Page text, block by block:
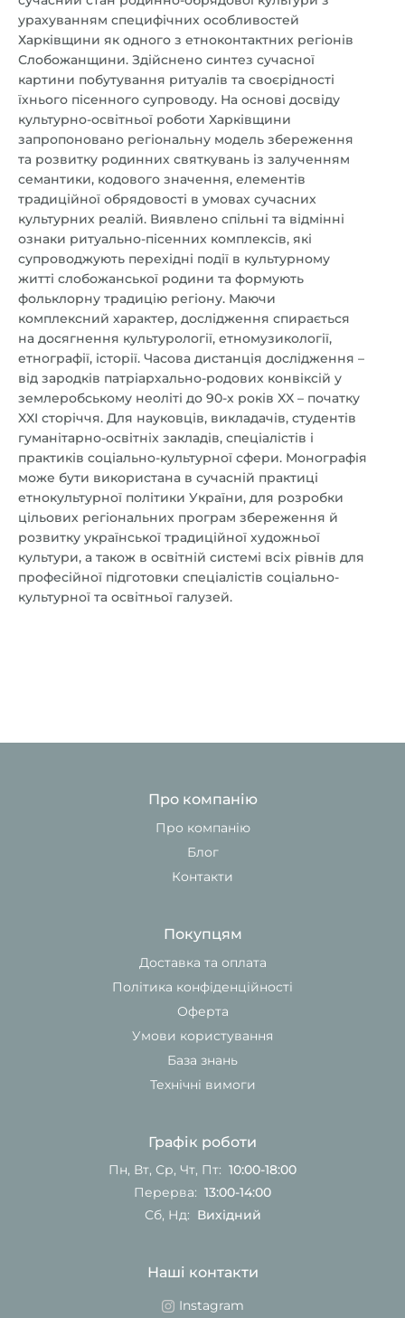
урахуванням специфічних особливостей
Харківщини як одного з етноконтактних регіонів
Слобожанщини. Здійснено синтез сучасної
картини побутування ритуалів та своєрідності
їхнього пісенного супроводу. На основі досвіду
культурно-освітньої роботи Харківщини
запропоновано регіональну модель збереження
та розвитку родинних святкувань із залученням
семантики, кодового значення, елементів
традиційної обрядовості в умовах сучасних
культурних реалій. Виявлено спільні та відмінні
ознаки ритуально-пісенних комплексів, які
супроводжують перехідні події в культурному
житті слобожанської родини та формують
фольклорну традицію регіону. Маючи
комплексний характер, дослідження спирається
на досягнення культурології, етномузикології,
етнографії, історії. Часова дистанція дослідження –
від зародків патріархально-родових конвіксій у
землеробському неоліті до 90-х років XX – початку
XXI сторіччя. Для науковців, викладачів, студентів
гуманітарно-освітніх закладів, спеціалістів і
практиків соціально-культурної сфери. Монографія
може бути використана в сучасній практиці
етнокультурної політики України, для розробки
цільових регіональних програм збереження й
розвитку української традиційної художньої
культури, а також в освітній системі всіх рівнів для
професійної підготовки спеціалістів соціально-
культурної та освітньої галузей.
Про компанію
Про компанію
Блог
Контакти
Покупцям
Доставка та оплата
Політика конфіденційності
Оферта
Умови користування
База знань
Технічні вимоги
Графік роботи
Пн, Вт, Ср, Чт, Пт: 10:00-18:00
Перерва: 13:00-14:00
Сб, Нд: Вихідний
Наші контакти
Instagram